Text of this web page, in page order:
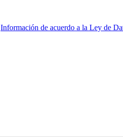
Información de acuerdo a la Ley de